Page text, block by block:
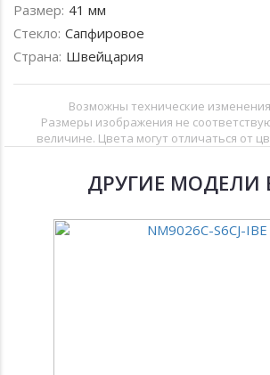
Размер: 41 мм
Стекло: Сапфировое
Страна: Швейцария
Возможны технические
Размеры изображения не
величине. Цвета могут отличаться от
ДРУГИЕ МОДЕЛИ